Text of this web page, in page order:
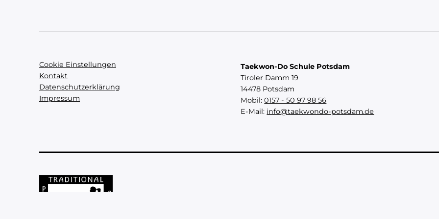
Cookie Einstellungen
Kontakt
Datenschutzerklärung
Impressum
Taekwon-Do Schule Potsdam
Tiroler Damm 19
14478 Potsdam
Mobil:0157 - 50 97 98 56
E-Mail: info@taekwondo-potsdam.de